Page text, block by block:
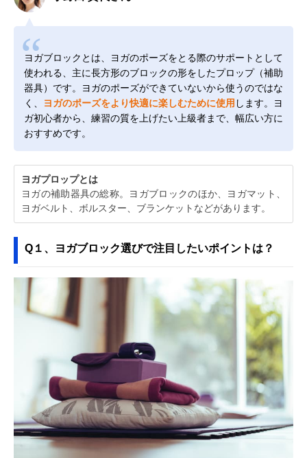
ヨガブロックとは、ヨガのポーズをとる際のサポートとして
使われる、主に長方形のブロックの形をしたプロップ（補助
器具）です。ヨガのポーズができていないから使うのではな
く、
ヨガのポーズをより快適に楽しむために使用 します。ヨ
ガ初心者から、練習の質を上げたい上級者まで、幅広い方に
おすすめです。
ヨガプロップとは
ヨガの補助器具の総称。ヨガブロックのほか、ヨガマット、
ヨガベルト、ボルスター、ブランケットなどがあります。
Q１、ヨガブロック選びで注目したいポイントは？